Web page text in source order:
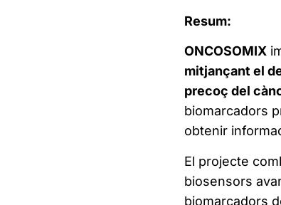
Resum:
ONCOSOMIX
mitjançant el
precoç del
biomarcadors
obtenir
El projecte
biosensors
biomarcadors